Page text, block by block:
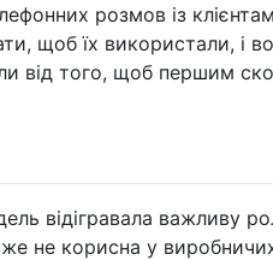
розмов із
щоб їх використали, і
від того, щоб першим
відігравала важливу
не корисна у